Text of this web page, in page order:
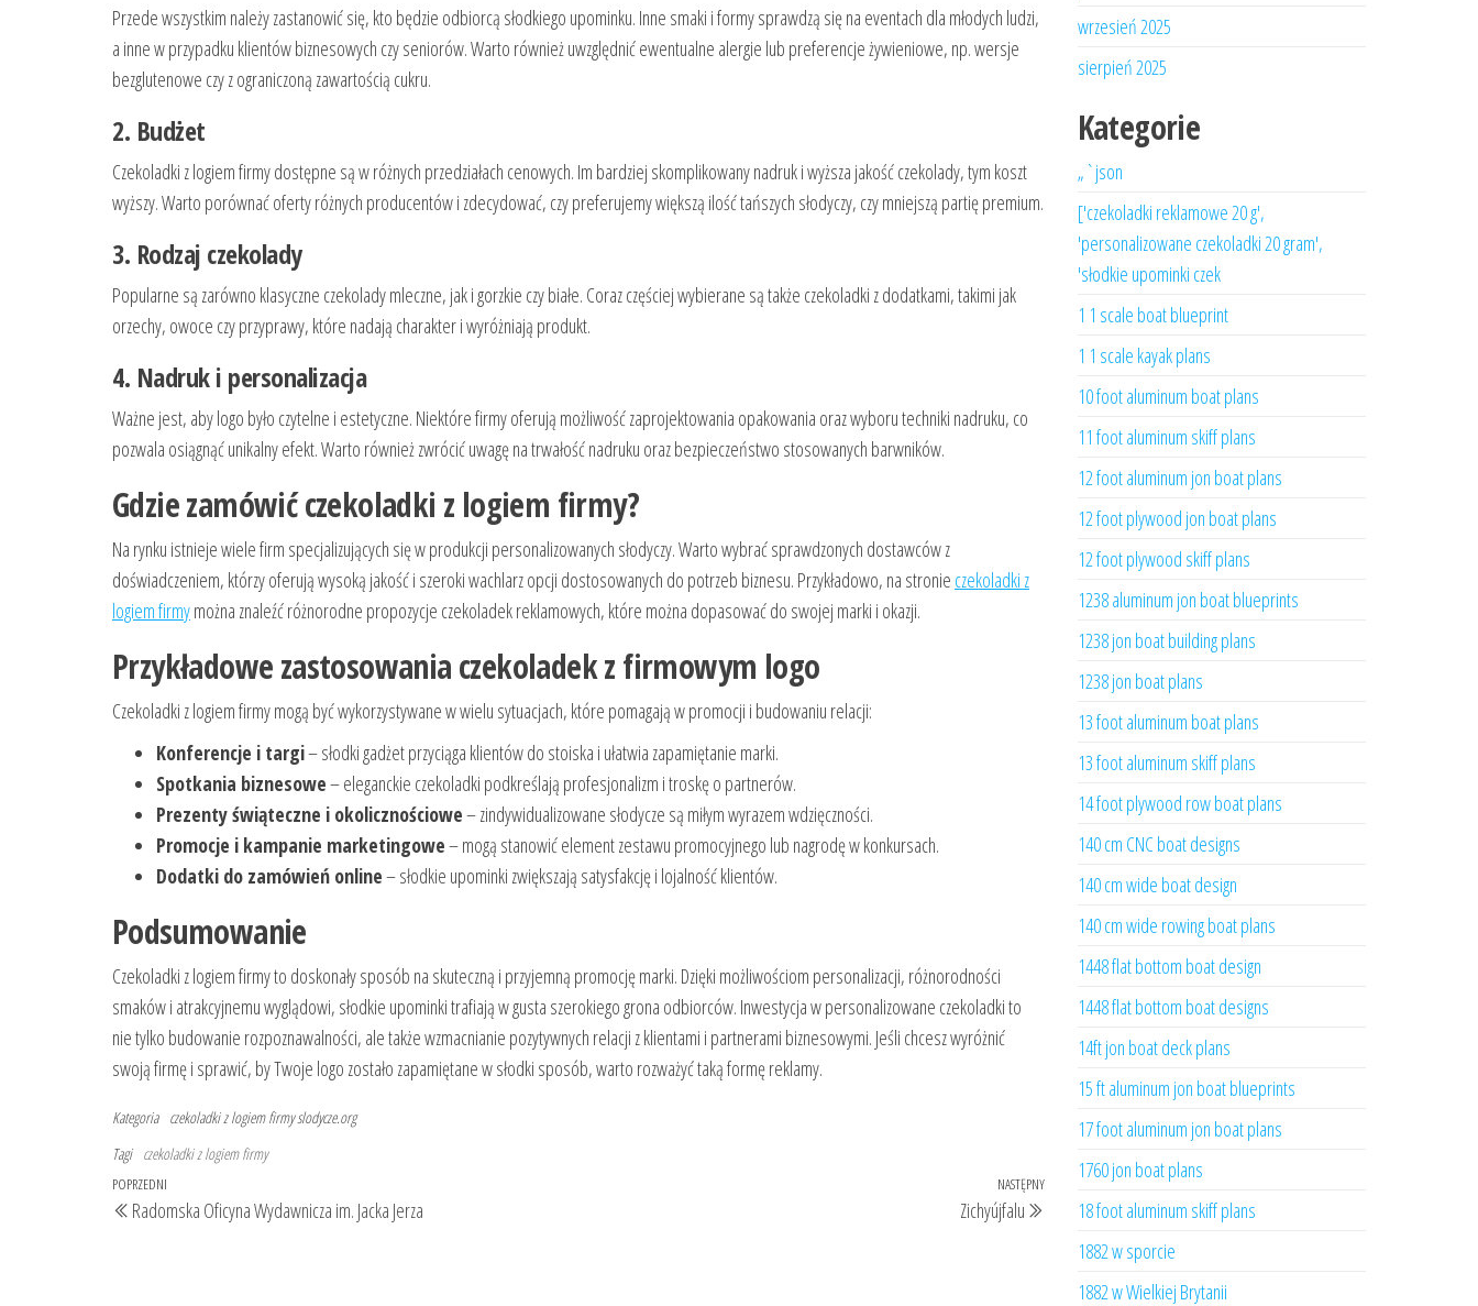
Przede wszystkim należy zastanowić się, kto będzie odbiorcą słodkiego upominku. Inne smaki i formy sprawdzą się na eventach dla młodych ludzi,
a inne w przypadku klientów biznesowych czy seniorów. Warto również uwzględnić ewentualne alergie lub preferencje żywieniowe, np. wersje
bezglutenowe czy z ograniczoną zawartością cukru.
2. Budżet
Czekoladki z logiem firmy dostępne są w różnych przedziałach cenowych. Im bardziej skomplikowany nadruk i wyższa jakość czekolady, tym koszt
wyższy. Warto porównać oferty różnych producentów i zdecydować, czy preferujemy większą ilość tańszych słodyczy, czy mniejszą partię premium.
3. Rodzaj czekolady
Popularne są zarówno klasyczne czekolady mleczne, jak i gorzkie czy białe. Coraz częściej wybierane są także czekoladki z dodatkami, takimi jak
orzechy, owoce czy przyprawy, które nadają charakter i wyróżniają produkt.
4. Nadruk i personalizacja
Ważne jest, aby logo było czytelne i estetyczne. Niektóre firmy oferują możliwość zaprojektowania opakowania oraz wyboru techniki nadruku, co
pozwala osiągnąć unikalny efekt. Warto również zwrócić uwagę na trwałość nadruku oraz bezpieczeństwo stosowanych barwników.
Gdzie zamówić czekoladki z logiem firmy?
Na rynku istnieje wiele firm specjalizujących się w produkcji personalizowanych słodyczy. Warto wybrać sprawdzonych dostawców z
doświadczeniem, którzy oferują wysoką jakość i szeroki wachlarz opcji dostosowanych do potrzeb biznesu. Przykładowo, na stronie czekoladki z
logiem firmymożna znaleźć różnorodne propozycje czekoladek reklamowych, które można dopasować do swojej marki i okazji.
Przykładowe zastosowania czekoladek z firmowym logo
Czekoladki z logiem firmy mogą być wykorzystywane w wielu sytuacjach, które pomagają w promocji i budowaniu relacji:
Konferencje i targi– słodki gadżet przyciąga klientów do stoiska i ułatwia zapamiętanie marki.
Spotkania biznesowe– eleganckie czekoladki podkreślają profesjonalizm i troskę o partnerów.
Prezenty świąteczne i okolicznościowe– zindywidualizowane słodycze są miłym wyrazem wdzięczności.
Promocje i kampanie marketingowe– mogą stanowić element zestawu promocyjnego lub nagrodę w konkursach.
Dodatki do zamówień online– słodkie upominki zwiększają satysfakcję i lojalność klientów.
Podsumowanie
Czekoladki z logiem firmy to doskonały sposób na skuteczną i przyjemną promocję marki. Dzięki możliwościom personalizacji, różnorodności
smaków i atrakcyjnemu wyglądowi, słodkie upominki trafiają w gusta szerokiego grona odbiorców. Inwestycja w personalizowane czekoladki to
nie tylko budowanie rozpoznawalności, ale także wzmacnianie pozytywnych relacji z klientami i partnerami biznesowymi. Jeśli chcesz wyróżnić
swoją firmę i sprawić, by Twoje logo zostało zapamiętane w słodki sposób, warto rozważyć taką formę reklamy.
Kategoria czekoladki z logiem firmyslodycze.org
Tagi czekoladki z logiem firmy
Nawigacja
wpisu
Poprzedni
wpis
POPRZEDNI
Radomska Oficyna Wydawnicza im. Jacka Jerza
Następny
NASTĘPNY
Zichyújfalu
wrzesień 2025
sierpień 2025
Kategorie
„`json
['czekoladki reklamowe 20 g',
'personalizowane czekoladki 20 gram',
'słodkie upominki czek
1 1 scale boat blueprint
1 1 scale kayak plans
10 foot aluminum boat plans
11 foot aluminum skiff plans
12 foot aluminum jon boat plans
12 foot plywood jon boat plans
12 foot plywood skiff plans
1238 aluminum jon boat blueprints
1238 jon boat building plans
1238 jon boat plans
13 foot aluminum boat plans
13 foot aluminum skiff plans
14 foot plywood row boat plans
140 cm CNC boat designs
140 cm wide boat design
140 cm wide rowing boat plans
1448 flat bottom boat design
1448 flat bottom boat designs
14ft jon boat deck plans
15 ft aluminum jon boat blueprints
17 foot aluminum jon boat plans
1760 jon boat plans
18 foot aluminum skiff plans
1882 w sporcie
1882 w Wielkiej Brytanii